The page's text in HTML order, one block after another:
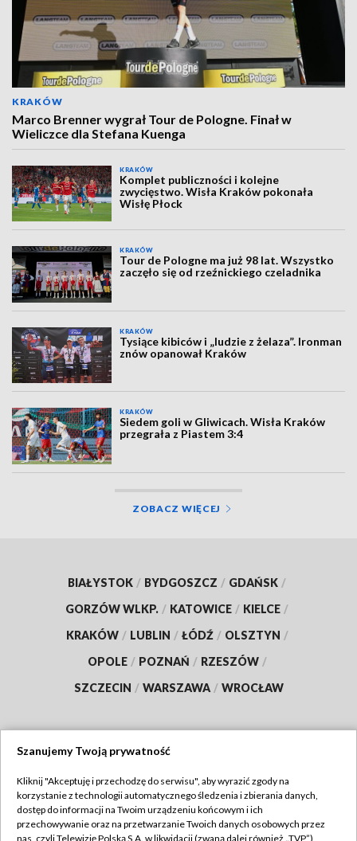
KRAKÓW
Marco Brenner wygrał Tour de Pologne. Finał w
Wieliczce dla Stefana Kuenga
KRAKÓW
Komplet publiczności i kolejne
zwycięstwo. Wisła Kraków pokonała
Wisłę Płock
KRAKÓW
Tour de Pologne ma już 98 lat. Wszystko
zaczęło się od rzeźnickiego czeladnika
KRAKÓW
Tysiące kibiców i „ludzie z żelaza”. Ironman
znów opanował Kraków
KRAKÓW
Siedem goli w Gliwicach. Wisła Kraków
przegrała z Piastem 3:4
ZOBACZ WIĘCEJ
BIAŁYSTOK / BYDGOSZCZ / GDAŃSK /
GORZÓW WLKP. / KATOWICE / KIELCE /
KRAKÓW / LUBLIN / ŁÓDŹ / OLSZTYN /
OPOLE / POZNAŃ / RZESZÓW /
SZCZECIN / WARSZAWA / WROCŁAW
TVP
Abonament TVP
Regulamin TVP
Szanujemy Twoją prywatność
Kliknij "Akceptuję i przechodzę do serwisu", aby wyrazić zgody na
korzystanie z technologii automatycznego śledzenia i zbierania danych,
dostęp do informacji na Twoim urządzeniu końcowym i ich
przechowywanie oraz na przetwarzanie Twoich danych osobowych przez
nas, czyli Telewizję Polską S.A. w likwidacji (zwaną dalej również „TVP”),